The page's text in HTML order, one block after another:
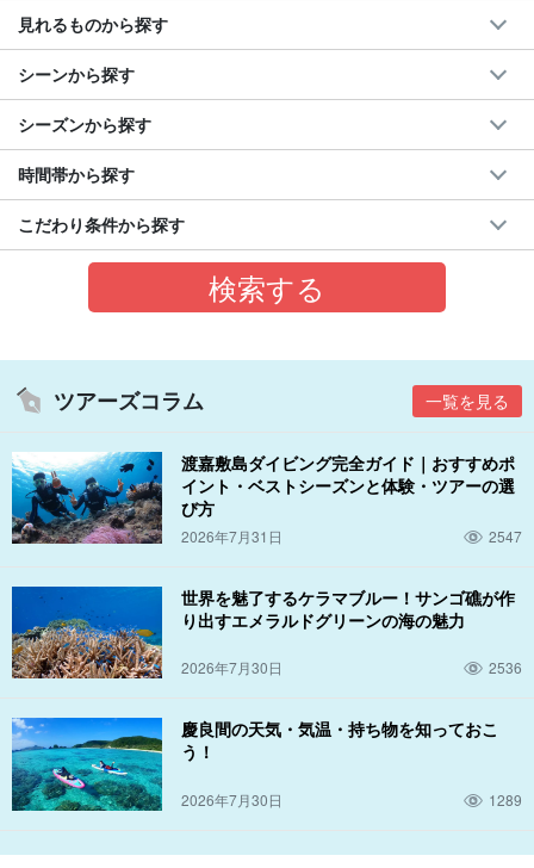
見れるものから探す
シーンから探す
シーズンから探す
時間帯から探す
こだわり条件から探す
ツアーズコラム 一覧を見る
渡嘉敷島ダイビング完全ガイド｜おすすめポ
イント・ベストシーズンと体験・ツアーの選
び方
2026年7月31日 2547
世界を魅了するケラマブルー！サンゴ礁が作
り出すエメラルドグリーンの海の魅力
2026年7月30日 2536
慶良間の天気・気温・持ち物を知っておこ
う！
2026年7月30日 1289